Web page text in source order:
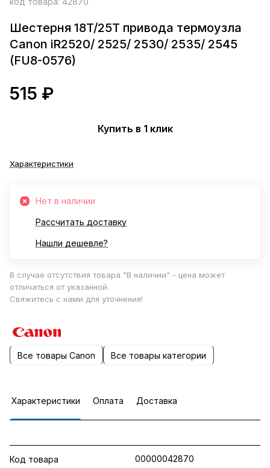
Шестерня 18T/25T привода термоузла
Canon iR2520/ 2525/ 2530/ 2535/ 2545
(FU8-0576)
515 ₽
Купить в 1 клик
Характеристики
Нет в наличии
Рассчитать доставку
Нашли дешевле?
В случае отсутствия товара "В наличии" - цена может
отличаться от указанной.
Свяжитесь с нами для уточнения!
Все товары Canon Все товары категории
Характеристики Оплата Доставка
Код товара 00000042870